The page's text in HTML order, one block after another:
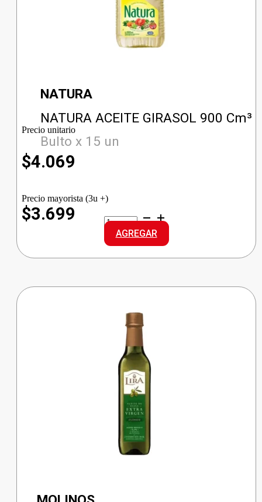
NATURA
NATURA ACEITE GIRASOL 900 Cm³
Bulto x 15 un
Precio unitario
$4.069
Precio mayorista (3u +)
$3.699
NATURA
ACEITE
GIRASOL
cantidad
AGREGAR